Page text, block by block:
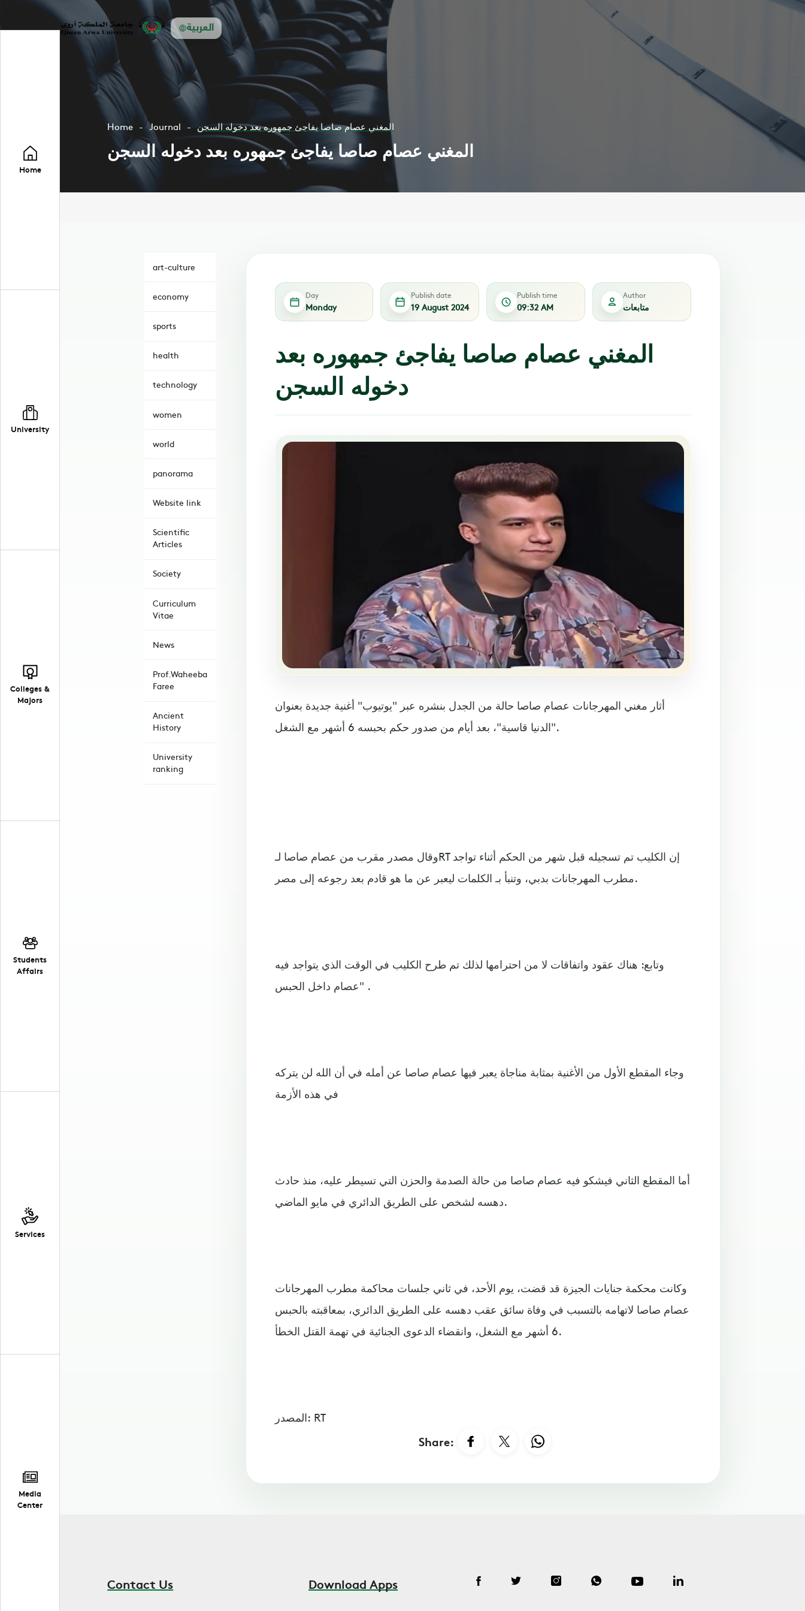
العربية
Home
University
Colleges &
Majors
Students
Affairs
Services
Media
Center
Home Journal المغني عصام صاصا يفاجئ جمهوره بعد دخوله السجن
المغني عصام صاصا يفاجئ جمهوره بعد دخوله السجن
art-culture
economy
sports
health
technology
women
world
panorama
Website link
Scientific
Articles
Society
Curriculum
Vitae
News
Prof.Waheeba
Faree
Ancient
History
University
ranking
Day
Monday
Publish date
19 August 2024
Publish time
09:32 AM
Author
متابعات
المغني عصام صاصا يفاجئ جمهوره بعد
دخوله السجن
أثار مغني المهرجانات عصام صاصا حالة من الجدل بنشره عبر "يوتيوب" أغنية جديدة بعنوان
"الدنيا قاسية"، بعد أيام من صدور حكم بحبسه 6 أشهر مع الشغل.
وقال مصدر مقرب من عصام صاصا لـRT إن الكليب تم تسجيله قبل شهر من الحكم أثناء تواجد
مطرب المهرجانات بدبي، وتنبأ بـ الكلمات ليعبر عن ما هو قادم بعد رجوعه إلى مصر.
وتابع: هناك عقود واتفاقات لا من احترامها لذلك تم طرح الكليب في الوقت الذي يتواجد فيه
عصام داخل الحبس" .
وجاء المقطع الأول من الأغنية بمثابة مناجاة يعبر فيها عصام صاصا عن أمله في أن الله لن يتركه
في هذه الأزمة
أما المقطع الثاني فيشكو فيه عصام صاصا من حالة الصدمة والحزن التي تسيطر عليه، منذ حادث
دهسه لشخص على الطريق الدائري في مايو الماضي.
وكانت محكمة جنايات الجيزة قد قضت، يوم الأحد، في ثاني جلسات محاكمة مطرب المهرجانات
عصام صاصا لاتهامه بالتسبب في وفاة سائق عقب دهسه على الطريق الدائري، بمعاقبته بالحبس
6 أشهر مع الشغل، وانقضاء الدعوى الجنائية في تهمة القتل الخطأ.
المصدر: RT
Share:
Contact Us Download Apps